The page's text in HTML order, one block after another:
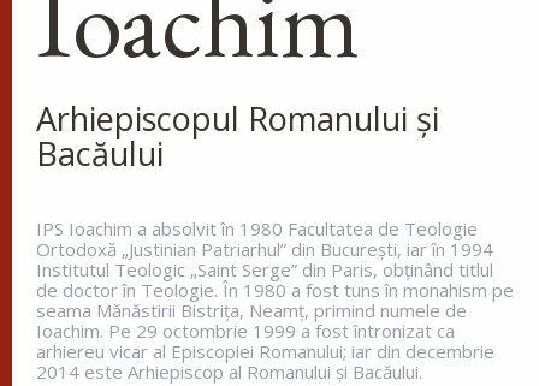
Maicii Domnului de pe
Tolga (Tolgska)
dormea, sfântul s-a trezit și a
văzut o lumină care lumina întreg ținutul. Aceasta
lumină venea de la o coloană de foc de pe
Apostolul zilei
Fraților, vă îndemn, pentru Domnul nostru Iisus
Hristos și pentru iubirea Duhului Sfânt, ca
împreună cu mine, să luptați în rugăciuni către
Arhiepiscopul Romanului și
Bacăului
IPS Ioachim a absolvit în 1980 Facultatea de Teologie
Ortodoxă „Justinian Patriarhul” din Bucureşti, iar în 1994
Institutul Teologic „Saint Serge” din Paris, obţinând titlul
de doctor în Teologie. În 1980 a fost tuns în monahism pe
seama Mănăstirii Bistriţa, Neamţ, primind numele de
Ioachim. Pe 29 octombrie 1999 a fost întronizat ca
arhiereu vicar al Episcopiei Romanului; iar din decembrie
2014 este Arhiepiscop al Romanului și Bacăului.